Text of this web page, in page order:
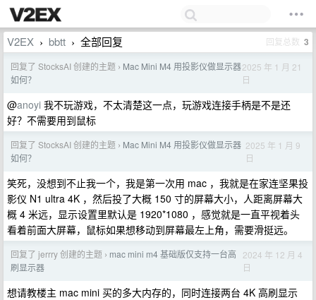
V2EX › bbtt › 全部回复 回复总数 3
回复了 StocksAI 创建的主题 › Mac Mini M4 用投影仪做显示器
如何？
2025 年 1 月 21
日
@anoyi 我不玩游戏，不太清楚这一点，玩游戏连接手柄是不是还
好？不需要用到鼠标
回复了 StocksAI 创建的主题 › Mac Mini M4 用投影仪做显示器
如何？
2025 年 1 月 9
日
笑死，没想到不止我一个，我是第一次用 mac ，我就是在家连坚果投
影仪 N1 ultra 4K ，然后投了大概 150 寸的屏幕大小，人距离屏幕大
概 4 米远，显示设置里默认是 1920*1080 ，感觉就是一直平视着头
看着前面大屏幕，鼠标如果想移动到屏幕最左上角，需要滑挺远。
回复了 jerrry 创建的主题 › mac mini m4 基础版仅支持一台高
刷显示器
2024 年 12 月 4
日
想请教楼主 mac mini 买的多大内存的，同时连接两台 4K 高刷显示